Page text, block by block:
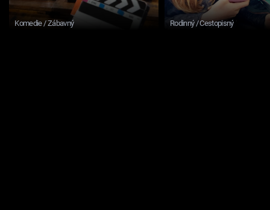
Komedie / Zábavný Rodinný / Cestopisný